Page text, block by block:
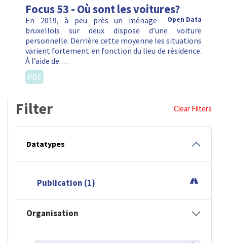
Focus 53 - Où sont les voitures?
Open Data
En 2019, à peu près un ménage
bruxellois sur deux dispose d’une voiture
personnelle. Derrière cette moyenne les situations
varient fortement en fonction du lieu de résidence.
À l’aide de …
PDF
Filter Clear Filters
Datatypes
Publication (1)
Organisation